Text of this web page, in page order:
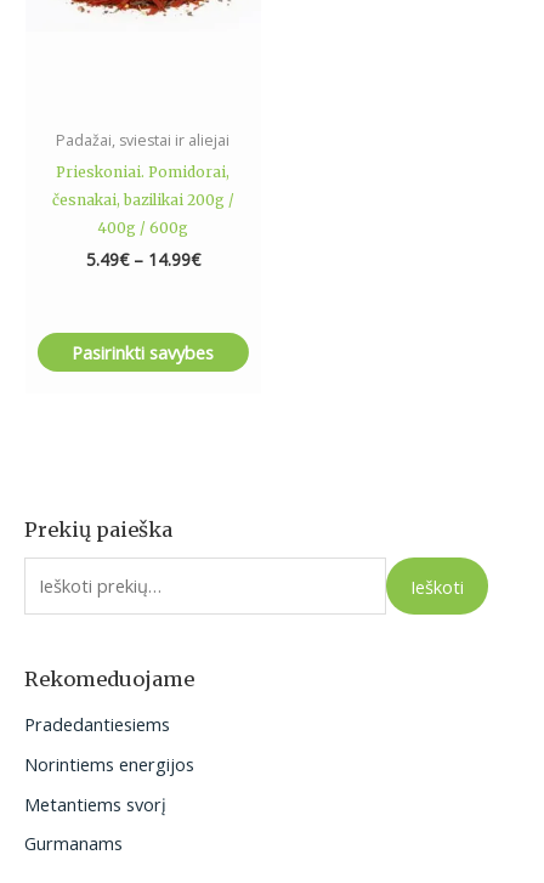
Prekių paieška
I
e
o
:
Ieškoti
Rekomeduojame
Pradedantiesiems
Norintiems energijos
Metantiems svorį
Gurmanams
Padažai, sviestai ir aliejai
Prieskoniai. Pomidorai,
česnakai, bazilikai 200g /
400g / 600g
5.49€ – 14.99€
Pasirinkti savybes
may
product
page